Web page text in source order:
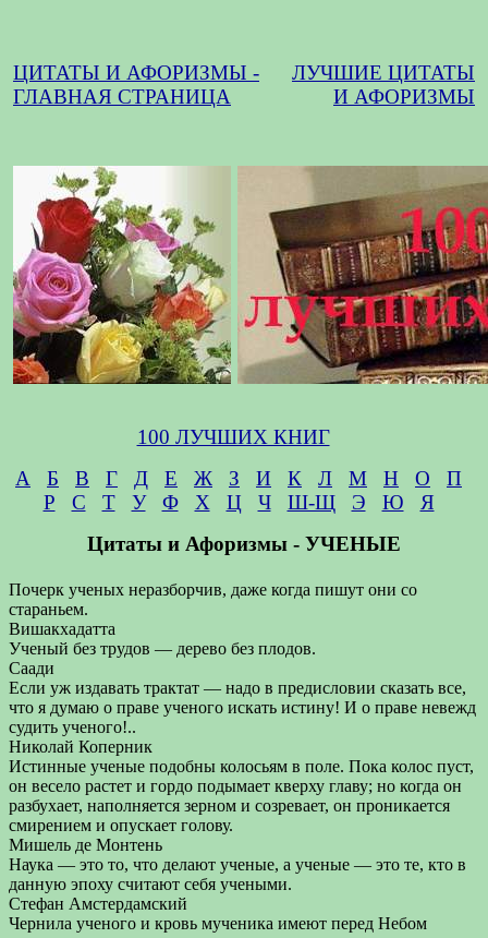
ЦИТАТЫ И АФОРИЗМЫ -
ГЛАВНАЯ СТРАНИЦА
ЛУЧШИЕ ЦИТАТЫ
И АФОРИЗМЫ
100 ЛУЧШИХ КНИГ
А
Б В Г Д Е Ж З И К Л М Н О
П
Р
С Т У Ф Х Ц Ч Ш-Щ Э Ю
Я
Цитаты и Афоризмы - УЧЕНЫЕ
Почерк ученых неразборчив, даже когда пишут они со
стараньем.
Вишакхадатта
Ученый без трудов — дерево без плодов.
Саади
Если уж издавать трактат — надо в предисловии сказать все,
что я думаю о праве ученого искать истину! И о праве невежд
судить ученого!..
Николай Коперник
Истинные ученые подобны колосьям в поле. Пока колос пуст,
он весело растет и гордо подымает кверху главу; но когда он
разбухает, наполняется зерном и созревает, он проникается
смирением и опускает голову.
Мишель де Монтень
Наука — это то, что делают ученые, а ученые — это те, кто в
данную эпоху считают себя учеными.
Стефан Амстердамский
Чернила ученого и кровь мученика имеют перед Небом